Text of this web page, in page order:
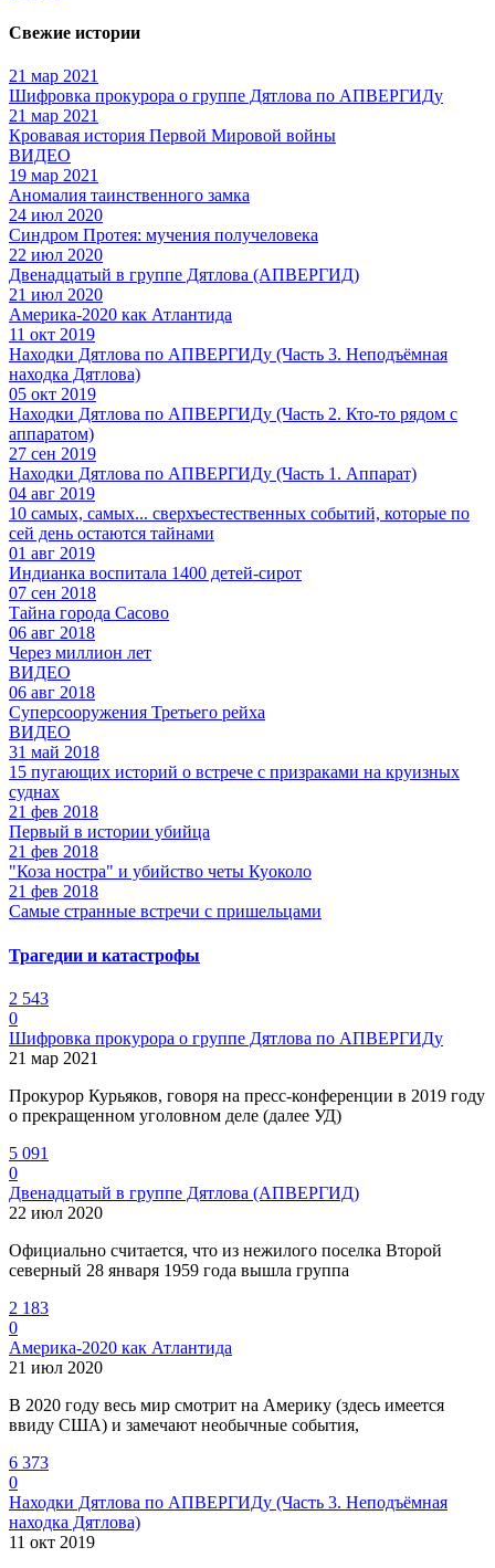
Свежие истории
21 мар 2021
Шифровка прокурора о группе Дятлова по АПВЕРГИДу
21 мар 2021
Кровавая история Первой Мировой войны
ВИДЕО
19 мар 2021
Аномалия таинственного замка
24 июл 2020
Синдром Протея: мучения получеловека
22 июл 2020
Двенадцатый в группе Дятлова (АПВЕРГИД)
21 июл 2020
Америка-2020 как Атлантида
11 окт 2019
Находки Дятлова по АПВЕРГИДу (Часть 3. Неподъёмная
находка Дятлова)
05 окт 2019
Находки Дятлова по АПВЕРГИДу (Часть 2. Кто-то рядом с
аппаратом)
27 сен 2019
Находки Дятлова по АПВЕРГИДу (Часть 1. Аппарат)
04 авг 2019
10 самых, самых... сверхъестественных событий, которые по
сей день остаются тайнами
01 авг 2019
Индианка воспитала 1400 детей-сирот
07 сен 2018
Тайна города Сасово
06 авг 2018
Через миллион лет
ВИДЕО
06 авг 2018
Суперсооружения Третьего рейха
ВИДЕО
31 май 2018
15 пугающих историй о встрече с призраками на круизных
суднах
21 фев 2018
Первый в истории убийца
21 фев 2018
"Коза ностра" и убийство четы Куоколо
21 фев 2018
Самые странные встречи с пришельцами
Трагедии и катастрофы
2 543
0
Шифровка прокурора о группе Дятлова по АПВЕРГИДу
21 мар 2021
Прокурор Курьяков, говоря на пресс-конференции в 2019 году
о прекращенном уголовном деле (далее УД)
5 091
0
Двенадцатый в группе Дятлова (АПВЕРГИД)
22 июл 2020
Официально считается, что из нежилого поселка Второй
северный 28 января 1959 года вышла группа
2 183
0
Америка-2020 как Атлантида
21 июл 2020
В 2020 году весь мир смотрит на Америку (здесь имеется
ввиду США) и замечают необычные события,
6 373
0
Находки Дятлова по АПВЕРГИДу (Часть 3. Неподъёмная
находка Дятлова)
11 окт 2019